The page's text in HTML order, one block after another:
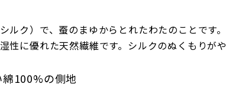
ルク）で、蚕のまゆからとれたわたのことです。
性に優れた天然繊維です。シルクのぬくもりが
100%の側地